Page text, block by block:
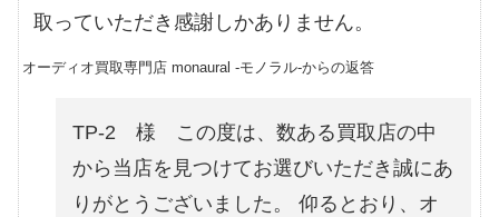
取っていただき感謝しかありません。
オーディオ買取専門店 monaural -モノラル-からの返答
TP-2 様 この度は、数ある買取店の中
から当店を見つけてお選びいただき誠にあ
りがとうございました。 仰るとおり、オ